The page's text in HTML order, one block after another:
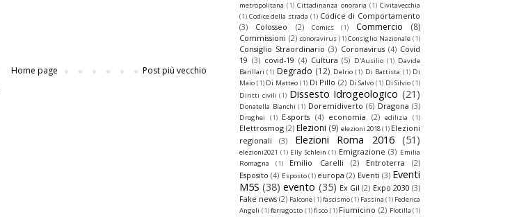
Post più vecchio
Home page
metropolitana (1) Cittadinanza onoraria (1) Civitavecchia
(1) Codice della strada (1) Codice di Comportamento
(3)
Colosseo (2) Comics (1) Commercio (8)
Commissioni (2) conoravirus (1) Consiglio Nazionale (1)
Consiglio Straordinario (3) Coronavirus (4) Covid
19 (3) covid-19 (4) Cultura (5) D'Ausilio (1) Davide
Barillari (1) Degrado (12) Delrio (1) Di Battista (1) Di
Maio (1) Di Matteo (1) Di Pillo (2) Di Salvo (1) Di Silvio (1)
Diritti civili (1) Dissesto Idrogeologico (21)
Donatella Bianchi (1) Doremidiverto (6) Dragona (3)
Droghei (1) E-sports (4) economia (2) edilizia (1)
Elettrosmog (2) Elezioni (9) elezioni 2018(1) Elezioni
regionali
(3) Elezioni Roma 2016 (51)
elezioni2021 (1) Elly Schlein (1) Emigrazione (3) Emilia
Romagna
(1) Emilio Carelli (2) Entroterra
(2)
Esposito (4) Esposto(1) europa (2) Eventi (3) Eventi
M5S (38) evento (35) Ex Gil (2) Expo 2030 (3)
Fake news (2) Falcone(1)fascismo(1) Fassina (1) Federica
Angeli (1)ferragosto (1)fisco (1) Fiumicino (2) Flotilla (1)